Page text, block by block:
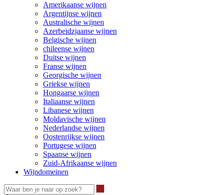
Amerikaanse wijnen
Argentijnse wijnen
Australische wijnen
Azerbeidzjaanse wijnen
Belgische wijnen
chileense wijnen
Duitse wijnen
Franse wijnen
Georgische wijnen
Griekse wijnen
Hongaarse wijnen
Italiaanse wijnen
Libanese wijnen
Moldavische wijnen
Nederlandse wijnen
Oostenrijkse wijnen
Portugese wijnen
Spaanse wijnen
Zuid-Afrikaanse wijnen
Wijndomeinen